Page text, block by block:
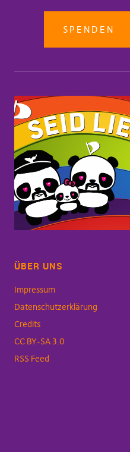
SPENDEN
ÜBER UNS
Impressum
Datenschutzerklärung
Credits
CC BY-SA 3.0
RSS Feed